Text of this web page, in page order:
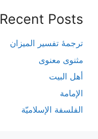
Recent Posts
ترجمۀ تفسیر المیزان
مثنوی معنوی
أهل البيت
الإمامة
الفلسفة الإسلاميّة